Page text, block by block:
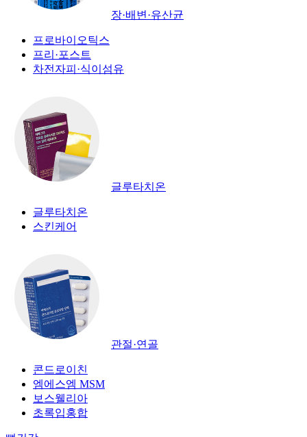
장·배변·유산균
프로바이오틱스
프리·포스트
차전자피·식이섬유
글루타치온
글루타치온
스킨케어
관절·연골
콘드로이친
엠에스엠 MSM
보스웰리아
초록입홍합